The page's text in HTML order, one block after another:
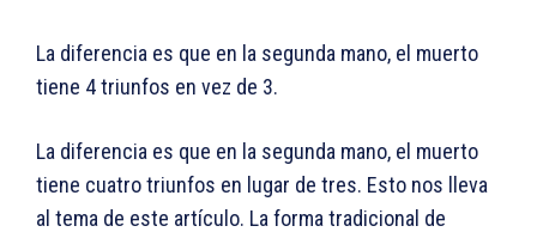
La diferencia es que en la segunda mano, el muerto
tiene 4 triunfos en vez de 3.
La diferencia es que en la segunda mano, el muerto
tiene cuatro triunfos en lugar de tres. Esto nos lleva
al tema de este artículo. La forma tradicional de